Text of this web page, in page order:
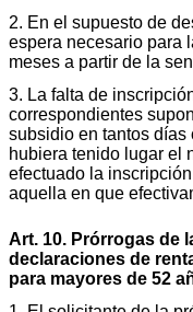
2. En el supuesto de
espera necesario para
meses a partir de la
3. La falta de
correspondientes
subsidio en tantos días
hubiera tenido lugar el
efectuado la
aquella en que
Art. 10. Prórrogas de
declaraciones de
para mayores de 52